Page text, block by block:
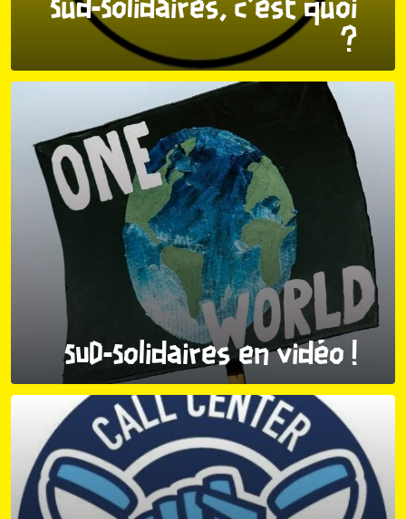
Sud-Solidaires, c'est quoi
?
SUD-Solidaires en vidéo !